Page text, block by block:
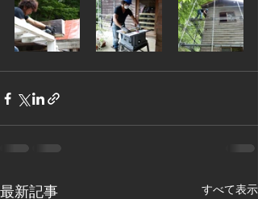
最新記事 すべて表示